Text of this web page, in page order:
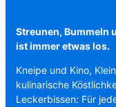
Streunen, Bummeln
ist immer etwas los.
Kneipe und Kino,
kulinarische
Leckerbissen: Für